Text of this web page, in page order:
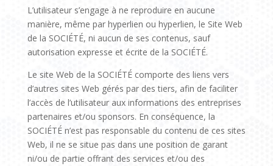
L’utilisateur s’engage à ne reproduire en aucune
manière, même par hyperlien ou hyperlien, le Site Web
de la SOCIÉTÉ, ni aucun de ses contenus, sauf
autorisation expresse et écrite de la SOCIÉTÉ.
Le site Web de la SOCIÉTÉ comporte des liens vers
d’autres sites Web gérés par des tiers, afin de faciliter
l’accès de l’utilisateur aux informations des entreprises
partenaires et/ou sponsors. En conséquence, la
SOCIÉTÉ n’est pas responsable du contenu de ces sites
Web, il ne se situe pas dans une position de garant
ni/ou de partie offrant des services et/ou des